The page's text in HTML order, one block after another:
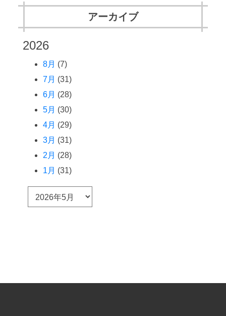
アーカイブ
2026
8月 (7)
7月 (31)
6月 (28)
5月 (30)
4月 (29)
3月 (31)
2月 (28)
1月 (31)
ー